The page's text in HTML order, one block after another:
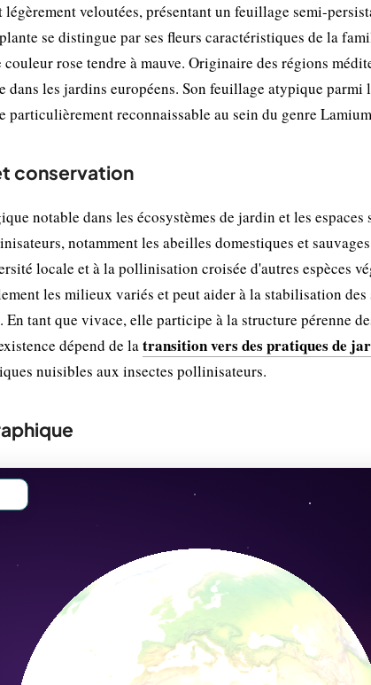
veloutées, présentant un feuillage semi-
se distingue par ses fleurs caractéristiques de la
rose tendre à mauve. Originaire des régions
dans les jardins européens. Son feuillage atypique parmi
particulièrement reconnaissable au sein du genre
conservation
notable dans les écosystèmes de jardin et les espaces
notamment les abeilles domestiques et
locale et à la pollinisation croisée d'autres espèces
les milieux variés et peut aider à la stabilisation des
En tant que vivace, elle participe à la structure pérenne
dépend de latransition vers des pratiques de
nuisibles aux insectes pollinisateurs.